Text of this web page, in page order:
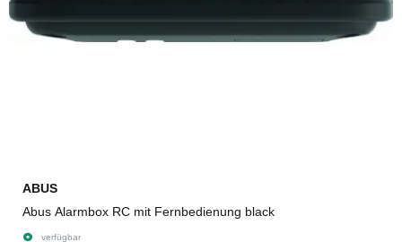
ABUS
Abus Alarmbox RC mit Fernbedienung black
verfügbar